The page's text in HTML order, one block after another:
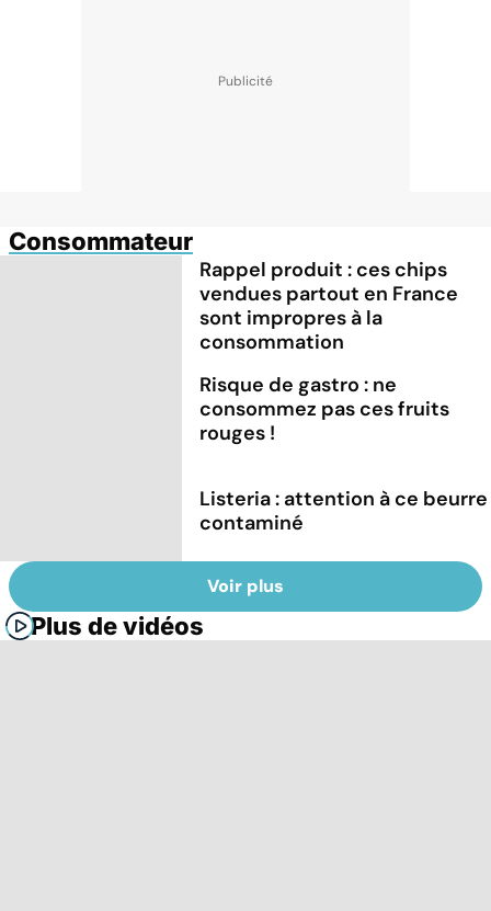
Consommateur
Rappel produit : ces chips
vendues partout en France
sont impropres à la
consommation
Risque de gastro : ne
consommez pas ces fruits
rouges !
Listeria : attention à ce beurre
contaminé
Voir plus
Plus de vidéos